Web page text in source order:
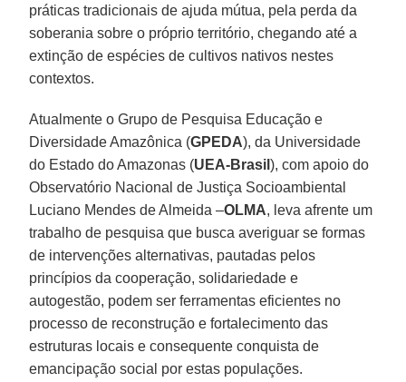
práticas tradicionais de ajuda mútua, pela perda da
soberania sobre o próprio território, chegando até a
extinção de espécies de cultivos nativos nestes
contextos.
Atualmente o Grupo de Pesquisa Educação e
Diversidade Amazônica (GPEDA), da Universidade
do Estado do Amazonas (UEA-Brasil), com apoio do
Observatório Nacional de Justiça Socioambiental
Luciano Mendes de Almeida –OLMA, leva afrente um
trabalho de pesquisa que busca averiguar se formas
de intervenções alternativas, pautadas pelos
princípios da cooperação, solidariedade e
autogestão, podem ser ferramentas eficientes no
processo de reconstrução e fortalecimento das
estruturas locais e consequente conquista de
emancipação social por estas populações.